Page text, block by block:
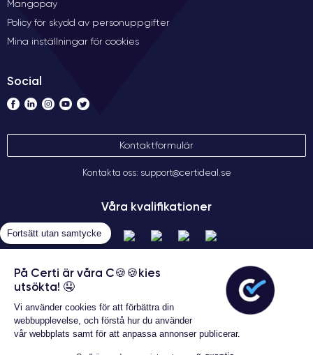
Garanterat 24 månader
Mangopay
Policy för skydd av personuppgifter
Mina inställningar för cookies
Social
Kontaktformulär
Kontakta oss: support@certideal.se
Våra kvalifikationer
Allmänna försäljningsvillkor
Fortsätt utan samtycke
På Certi är våra C🍪🍪kies
utsökta! 🤤
Vi använder cookies för att förbättra din
webbupplevelse, och förstå hur du använder
vår webbplats samt för att anpassa annonser publicerar.